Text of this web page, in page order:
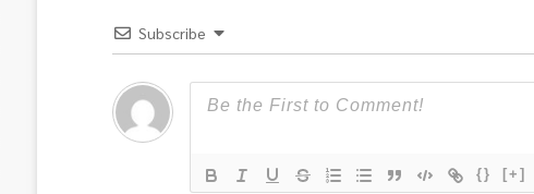
Subscribe
{} [+]